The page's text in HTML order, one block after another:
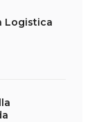
Logistica